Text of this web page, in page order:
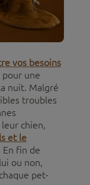
vos besoins
une
nuit. Malgré
troubles
chien,
et le
En fin de
ou non,
pet-